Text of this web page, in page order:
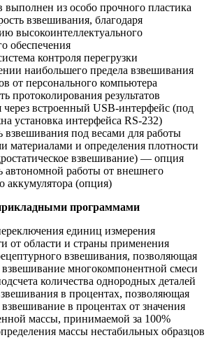
выполнен из особо прочного пластика
взвешивания, благодаря
высокоинтеллектуального
обеспечения
контроля перегрузки
наибольшего предела взвешивания
от персонального компьютера
протоколирования результатов
через встроенный USB-интерфейс (под
установка интерфейса RS-232)
взвешивания под весами для работы
материалами и определения плотности
взвешивание) — опция
автономной работы от внешнего
аккумулятора (опция)
программами
единиц измерения
от области и страны применения
взвешивания, позволяющая
взвешивание многокомпонентной смеси
количества однородных деталей
в процентах, позволяющая
в процентах от значения
массы, принимаемой за 100%
массы нестабильных образцов